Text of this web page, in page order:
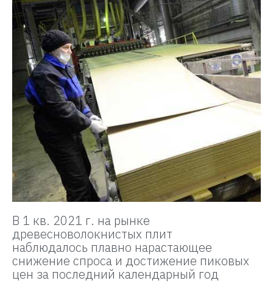
В 1 кв. 2021 г. на рынке
древесноволокнистых плит
наблюдалось плавно нарастающее
снижение спроса и достижение пиковых
цен за последний календарный год